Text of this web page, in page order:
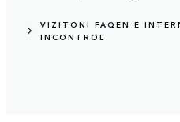
VIZITONI FAQEN E
INCONTROL